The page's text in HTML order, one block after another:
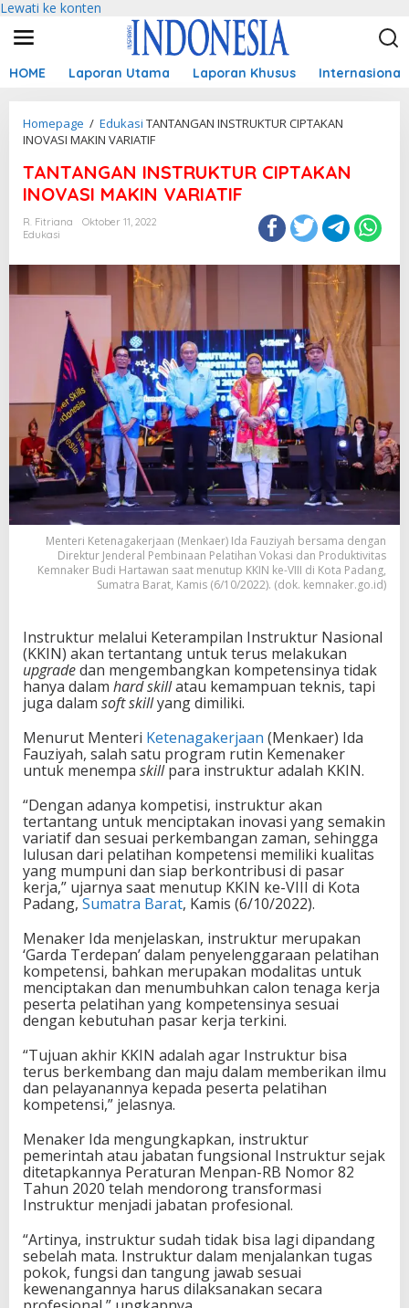
Lewati ke konten
HOME Laporan Utama Laporan Khusus Internasional
Homepage / Edukasi TANTANGAN INSTRUKTUR CIPTAKAN
INOVASI MAKIN VARIATIF
TANTANGAN INSTRUKTUR CIPTAKAN
INOVASI MAKIN VARIATIF
R. Fitriana
Oktober 11, 2022
Edukasi
Menteri Ketenagakerjaan (Menkaer) Ida Fauziyah bersama dengan
Direktur Jenderal Pembinaan Pelatihan Vokasi dan Produktivitas
Kemnaker Budi Hartawan saat menutup KKIN ke-VIII di Kota Padang,
Sumatra Barat, Kamis (6/10/2022). (dok. kemnaker.go.id)
Instruktur melalui Keterampilan Instruktur Nasional
(KKIN) akan tertantang untuk terus melakukan
upgradedan mengembangkan kompetensinya tidak
hanya dalam hard skillatau kemampuan teknis, tapi
juga dalam soft skillyang dimiliki.
Menurut Menteri Ketenagakerjaan (Menkaer) Ida
Fauziyah, salah satu program rutin Kemenaker
untuk menempa skillpara instruktur adalah KKIN.
“Dengan adanya kompetisi, instruktur akan
tertantang untuk menciptakan inovasi yang semakin
variatif dan sesuai perkembangan zaman, sehingga
lulusan dari pelatihan kompetensi memiliki kualitas
yang mumpuni dan siap berkontribusi di pasar
kerja,” ujarnya saat menutup KKIN ke-VIII di Kota
Padang, Sumatra Barat, Kamis (6/10/2022).
Menaker Ida menjelaskan, instruktur merupakan
‘Garda Terdepan’ dalam penyelenggaraan pelatihan
kompetensi, bahkan merupakan modalitas untuk
menciptakan dan menumbuhkan calon tenaga kerja
peserta pelatihan yang kompetensinya sesuai
dengan kebutuhan pasar kerja terkini.
“Tujuan akhir KKIN adalah agar Instruktur bisa
terus berkembang dan maju dalam memberikan ilmu
dan pelayanannya kepada peserta pelatihan
kompetensi,” jelasnya.
Menaker Ida mengungkapkan, instruktur
pemerintah atau jabatan fungsional Instruktur sejak
ditetapkannya Peraturan Menpan-RB Nomor 82
Tahun 2020 telah mendorong transformasi
Instruktur menjadi jabatan profesional.
“Artinya, instruktur sudah tidak bisa lagi dipandang
sebelah mata. Instruktur dalam menjalankan tugas
pokok, fungsi dan tangung jawab sesuai
kewenangannya harus dilaksanakan secara